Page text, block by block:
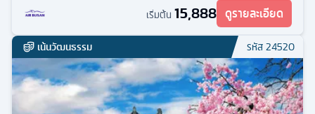
เริ่มต้น 15,888 ดูรายละเอียด
เน้นวัฒนธรรม รหัส24520